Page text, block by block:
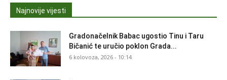
Najnovije vijesti
Gradonačelnik Babac ugostio Tinu i Taru
Bičanić te uručio poklon Grada...
6 kolovoza, 2026 - 10:14